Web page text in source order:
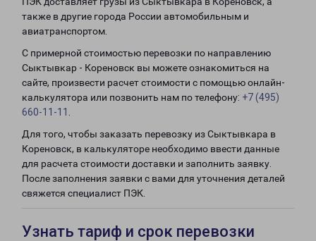
также в другие города России автомобильным и
авиатранспортом.
С примерной стоимостью перевозки по направлению
Сыктывкар - Кореновск вы можете ознакомиться на
сайте, произвести расчет стоимости с помощью онлайн-
калькулятора или позвонить нам по телефону: +7 (495)
660-11-11
Для того, чтобы заказать перевозку из Сыктывкара в
Кореновск, в калькуляторе необходимо ввести данные
для расчета стоимости доставки и заполнить заявку.
После заполнения заявки с вами для уточнения деталей
свяжется специалист ПЭК.
Узнать тариф и срок перевозки